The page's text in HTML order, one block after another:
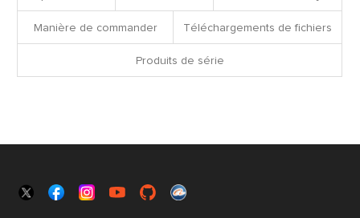
Manière de commander Téléchargements de fichiers
Produits de série